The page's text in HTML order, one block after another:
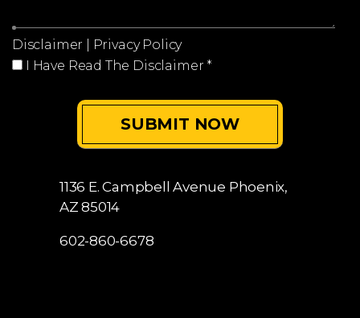
Disclaimer
Privacy Policy
I Have Read The Disclaimer *
1136 E. Campbell Avenue Phoenix,
AZ 85014
602-860-6678